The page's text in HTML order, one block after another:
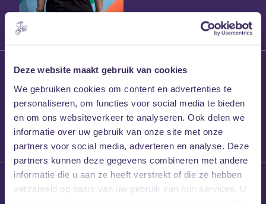
Deze website maakt gebruik van cookies
We gebruiken cookies om content en advertenties te
personaliseren, om functies voor social media te bieden
en om ons websiteverkeer te analyseren. Ook delen we
informatie over uw gebruik van onze site met onze
partners voor social media, adverteren en analyse. Deze
partners kunnen deze gegevens combineren met andere
informatie die u aan ze heeft verstrekt of die ze hebben
verzameld op basis van uw gebruik van hun services. U
27 maart 2026
Willem’s Blog:
Frans Kalf
26 maart 2026
Willem’s Blog: High